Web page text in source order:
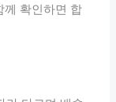
께 확인하면 합